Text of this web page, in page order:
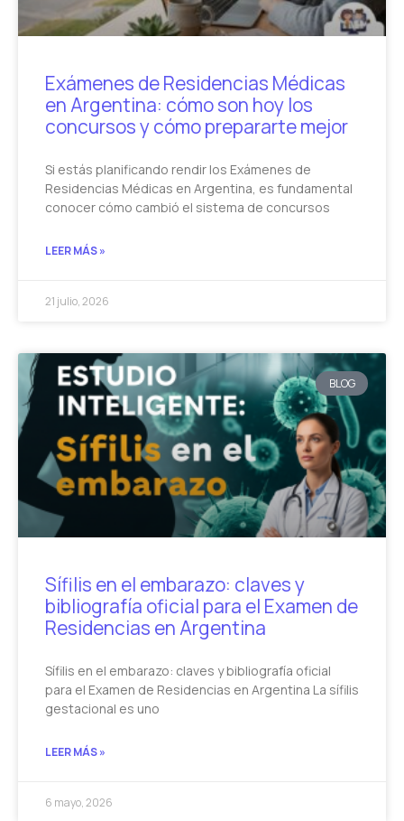
Exámenes de Residencias Médicas
en Argentina: cómo son hoy los
concursos y cómo prepararte mejor
Si estás planificando rendir los Exámenes de
Residencias Médicas en Argentina, es fundamental
conocer cómo cambió el sistema de concursos
LEER MÁS »
21 julio, 2026
BLOG
Sífilis en el embarazo: claves y
bibliografía oficial para el Examen de
Residencias en Argentina
Sífilis en el embarazo: claves y bibliografía oficial
para el Examen de Residencias en Argentina La sífilis
gestacional es uno
LEER MÁS »
6 mayo, 2026